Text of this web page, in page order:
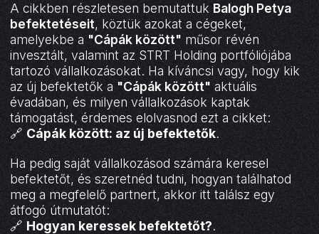
A cikkben részletesen bemutattuk Balogh Petya
befektetéseit, köztük azokat a cégeket,
amelyekbe a "Cápák között" műsor révén
invesztált, valamint az STRT Holding portfóliójába
tartozó vállalkozásokat. Ha kíváncsi vagy, hogy kik
az új befektetők a "Cápák között" aktuális
évadában, és milyen vállalkozások kaptak
támogatást, érdemes elolvasnod ezt a cikket:
🔗 Cápák között: az új befektetők.
Ha pedig saját vállalkozásod számára keresel
befektetőt, és szeretnéd tudni, hogyan találhatod
meg a megfelelő partnert, akkor itt találsz egy
átfogó útmutatót:
🔗 Hogyan keressek befektetőt?.